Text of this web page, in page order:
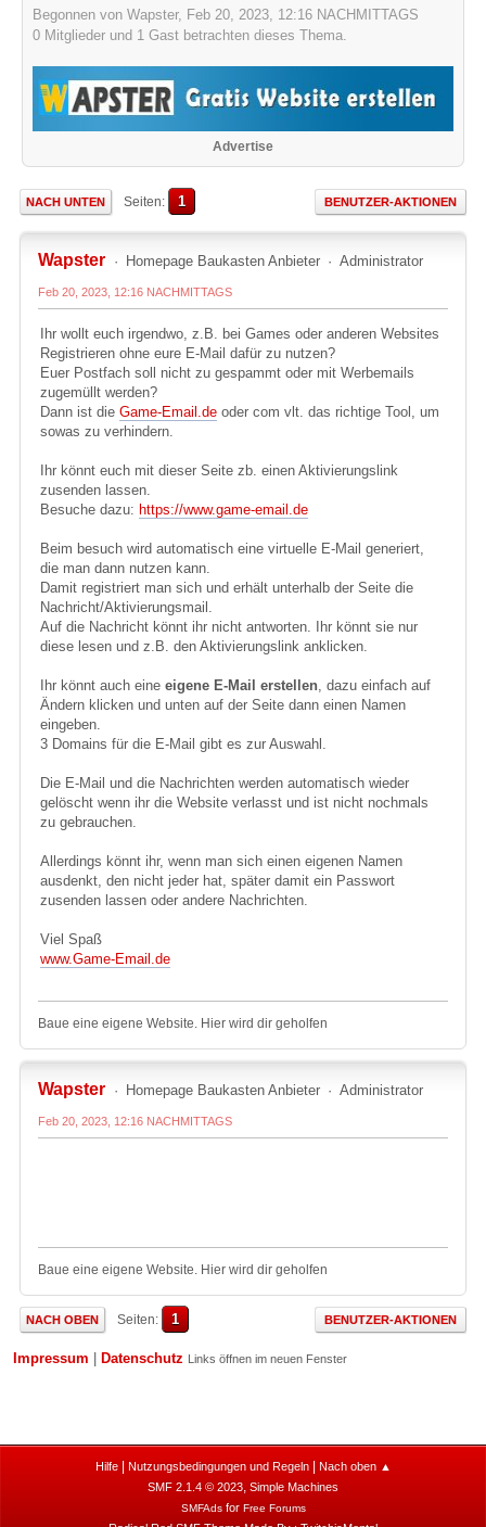
Begonnen von Wapster, Feb 20, 2023, 12:16 NACHMITTAGS
0 Mitglieder und 1 Gast betrachten dieses Thema.
Advertise
NACH UNTEN Seiten 1 BENUTZER-AKTIONEN
Wapster Homepage Baukasten Anbieter Administrator
Feb 20, 2023, 12:16 NACHMITTAGS
Ihr wollt euch irgendwo, z.B. bei Games oder anderen Websites
Registrieren ohne eure E-Mail dafür zu nutzen?
Euer Postfach soll nicht zu gespammt oder mit Werbemails
zugemüllt werden?
Dann ist die Game-Email.de oder com vlt. das richtige Tool, um
sowas zu verhindern.
Ihr könnt euch mit dieser Seite zb. einen Aktivierungslink
zusenden lassen.
Besuche dazu: https://www.game-email.de
Beim besuch wird automatisch eine virtuelle E-Mail generiert,
die man dann nutzen kann.
Damit registriert man sich und erhält unterhalb der Seite die
Nachricht/Aktivierungsmail.
Auf die Nachricht könnt ihr nicht antworten. Ihr könnt sie nur
diese lesen und z.B. den Aktivierungslink anklicken.
Ihr könnt auch eine eigene E-Mail erstellen , dazu einfach auf
Ändern klicken und unten auf der Seite dann einen Namen
eingeben.
3 Domains für die E-Mail gibt es zur Auswahl.
Die E-Mail und die Nachrichten werden automatisch wieder
gelöscht wenn ihr die Website verlasst und ist nicht nochmals
zu gebrauchen.
Allerdings könnt ihr, wenn man sich einen eigenen Namen
ausdenkt, den nicht jeder hat, später damit ein Passwort
zusenden lassen oder andere Nachrichten.
Viel Spaß
www.Game-Email.de
Baue eine eigene Website. Hier wird dir geholfen
Wapster Homepage Baukasten Anbieter Administrator
Feb 20, 2023, 12:16 NACHMITTAGS
Baue eine eigene Website. Hier wird dir geholfen
NACH OBEN Seiten 1 BENUTZER-AKTIONEN
Impressum Datenschutz Links öffnen im neuen Fenster
Hilfe| Nutzungsbedingungen und Regeln|
Nach oben ▲
SMF 2.1.4 © 2023, Simple Machines
SMFAdsfor Free Forums